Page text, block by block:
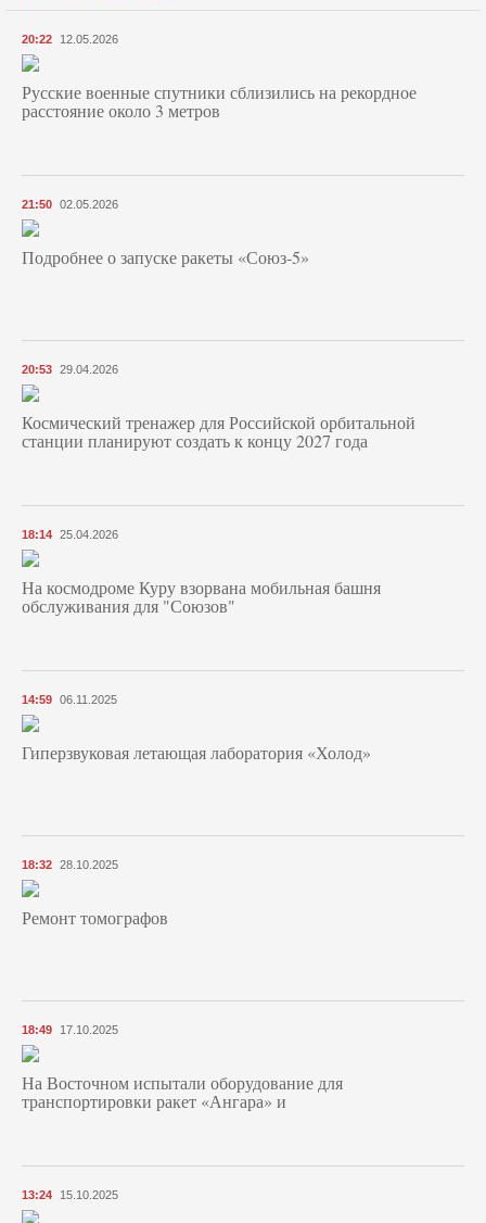
20:22 12.05.2026
Русские военные спутники сблизились на рекордное
расстояние около 3 метров
21:50 02.05.2026
Подробнее о запуске ракеты «Союз‑5»
20:53 29.04.2026
Космический тренажер для Российской орбитальной
станции планируют создать к концу 2027 года
18:14 25.04.2026
На космодроме Куру взорвана мобильная башня
обслуживания для "Союзов"
14:59 06.11.2025
Гиперзвуковая летающая лаборатория «Холод»
18:32 28.10.2025
Ремонт томографов
18:49 17.10.2025
На Восточном испытали оборудование для
транспортировки ракет «Ангара» и
13:24 15.10.2025